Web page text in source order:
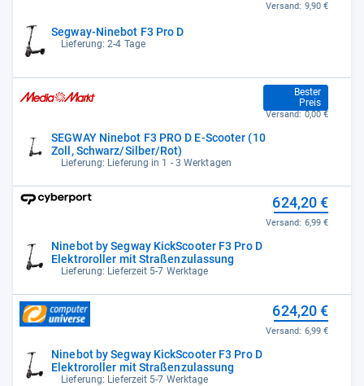
Segway-Ninebot F3 Pro D
Lieferung: 2-4 Tage
Versand: 9,90 €
SEGWAY Ninebot F3 PRO D E-Scooter (10
Zoll, Schwarz/Silber/Rot)
Lieferung: Lieferung in 1 - 3 Werktagen
Bester
Preis
619,99 €
Versand: 0,00 €
Ninebot by Segway KickScooter F3 Pro D
Elektroroller mit Straßenzulassung
Lieferung: Lieferzeit 5-7 Werktage
624,20 €
Versand: 6,99 €
Ninebot by Segway KickScooter F3 Pro D
Elektroroller mit Straßenzulassung
Lieferung: Lieferzeit 5-7 Werktage
624,20 €
Versand: 6,99 €